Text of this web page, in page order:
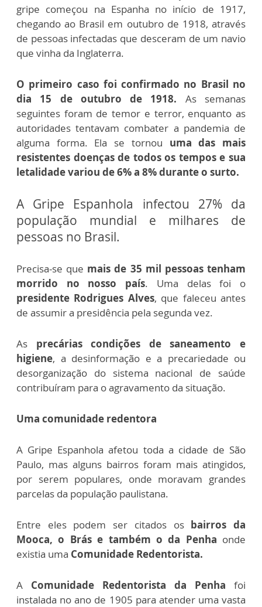
gripe começou na Espanha no início de 1917,
chegando ao Brasil em outubro de 1918, através
de pessoas infectadas que desceram de um navio
que vinha da Inglaterra.
O primeiro caso foi confirmado no Brasil no
dia 15 de outubro de 1918. As semanas
seguintes foram de temor e terror, enquanto as
autoridades tentavam combater a pandemia de
alguma forma. Ela se tornou uma das mais
resistentes doenças de todos os tempos e sua
letalidade variou de 6% a 8% durante o surto.
A Gripe Espanhola infectou 27% da
população mundial e milhares de
pessoas no Brasil.
Precisa-se que mais de 35 mil pessoas tenham
morrido no nosso país. Uma delas foi o
presidente Rodrigues Alves, que faleceu antes
de assumir a presidência pela segunda vez.
As precárias condições de saneamento e
higiene, a desinformação e a precariedade ou
desorganização do sistema nacional de saúde
contribuíram para o agravamento da situação.
Uma comunidade redentora
A Gripe Espanhola afetou toda a cidade de São
Paulo, mas alguns bairros foram mais atingidos,
por serem populares, onde moravam grandes
parcelas da população paulistana.
Entre eles podem ser citados osbairros da
Mooca, o Brás e também o da Penha onde
existia uma Comunidade Redentorista.
A Comunidade Redentorista da Penha foi
instalada no ano de 1905 para atender uma vasta